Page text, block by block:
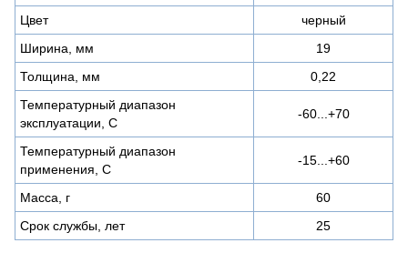
Цвет
черный
Ширина, мм
19
Толщина, мм
0,22
Температурный диапазон
эксплуатации, С
-60...+70
Температурный диапазон
применения, С
-15...+60
Масса, г
60
Срок службы, лет
25